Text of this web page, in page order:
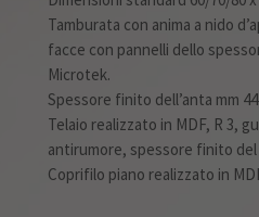
Tamburata con anima a nido
facce con pannelli dello
Microtek.
Spessore finito dell’anta mm 44.
Telaio realizzato in MDF, R 3,
antirumore, spessore finito del
Coprifilo piano realizzato in